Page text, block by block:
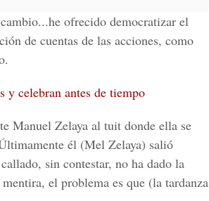
ofrecido democratizar el
de cuentas de las acciones, como
y celebran antes de tiempo
Manuel Zelaya al tuit donde ella se
él (Mel Zelaya) salió
sin contestar, no ha dado la
el problema es que (la tardanza